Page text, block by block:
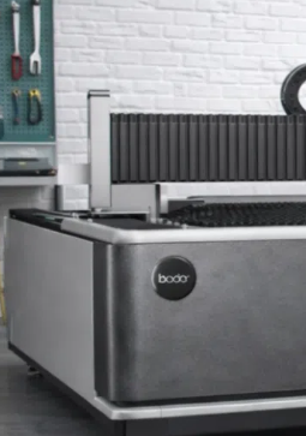
Soluciones de
marcado láser
Cortadoras láser
CO2 tamaño
Soldadura Láser
Máquinas láser
para textil